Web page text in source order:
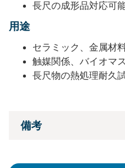
長尺の成形品対応可
用途
セラミック、金属材
触媒関係、バイオマ
長尺物の熱処理
備考